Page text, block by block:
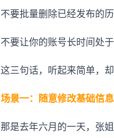
不要批量删除已经发布的历
不要让你的账号长时间处于
这三句话，听起来简单，
场景一：随意修改基础信
那是去年六月的一天，张